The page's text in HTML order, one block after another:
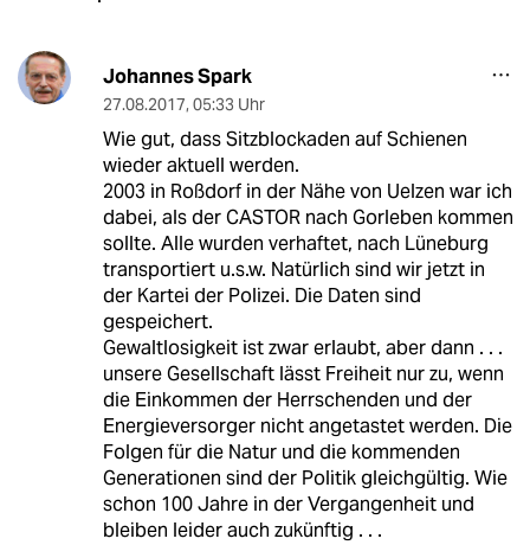
Johannes Spark
27.08.2017, 05:33 Uhr
Wie gut, dass Sitzblockaden auf Schienen
wieder aktuell werden.
2003 in Roßdorf in der Nähe von Uelzen war ich
dabei, als der CASTOR nach Gorleben kommen
sollte. Alle wurden verhaftet, nach Lüneburg
transportiert u.s.w. Natürlich sind wir jetzt in
der Kartei der Polizei. Die Daten sind
gespeichert.
Gewaltlosigkeit ist zwar erlaubt, aber dann . . .
unsere Gesellschaft lässt Freiheit nur zu, wenn
die Einkommen der Herrschenden und der
Energieversorger nicht angetastet werden. Die
Folgen für die Natur und die kommenden
Generationen sind der Politik gleichgültig. Wie
schon 100 Jahre in der Vergangenheit und
bleiben leider auch zukünftig . . .